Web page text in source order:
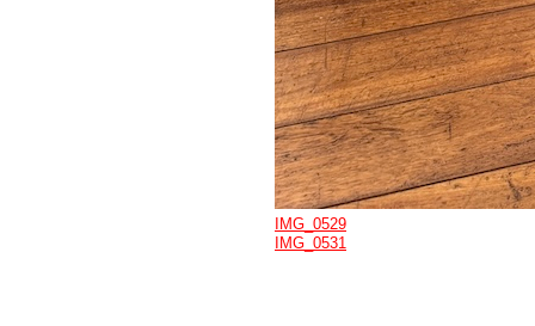
IMG_0529
IMG_0531